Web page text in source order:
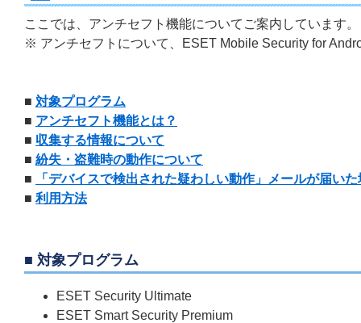
ここでは、アンチセフト機能についてご案内しています。
※ アンチセフトについて、ESET Mobile Security for
■ 対象プログラム
■ アンチセフト機能とは？
■ 収集する情報について
■ 紛失・盗難時の動作について
■
「デバイスで検出された疑わしい動作」メールが届いた
■ 利用方法
■ 対象プログラム
ESET Security Ultimate
ESET Smart Security Premium